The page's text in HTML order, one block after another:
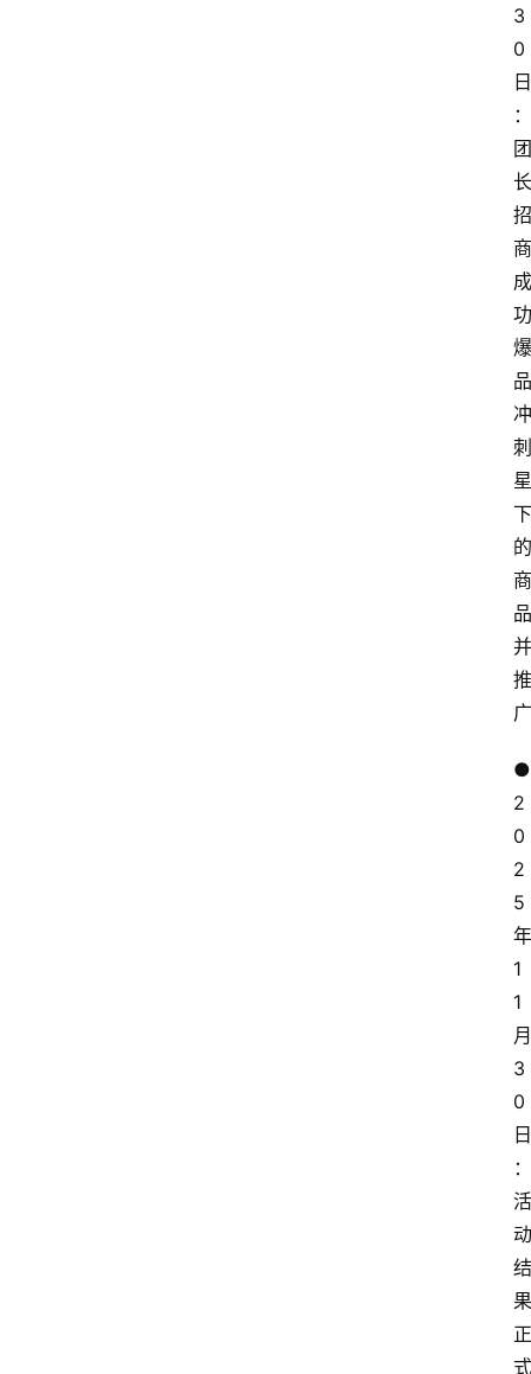
3
0
日
：
团
长
招
商
成
功
爆
品
冲
刺
星
下
的
商
品
并
推
广
●
2
0
2
5
年
1
1
月
3
0
日
：
活
动
结
果
正
式